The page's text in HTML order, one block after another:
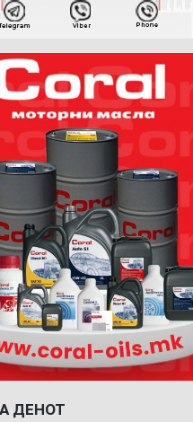
ДЕНОТ